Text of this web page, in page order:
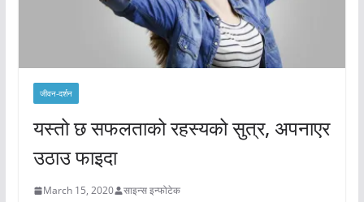
जीवन-दर्शन
यस्तो छ सफलताको रहस्यको सुत्र, अपनाएर
उठाउ फाइदा
March 15, 2020 साइन्स इन्फोटेक